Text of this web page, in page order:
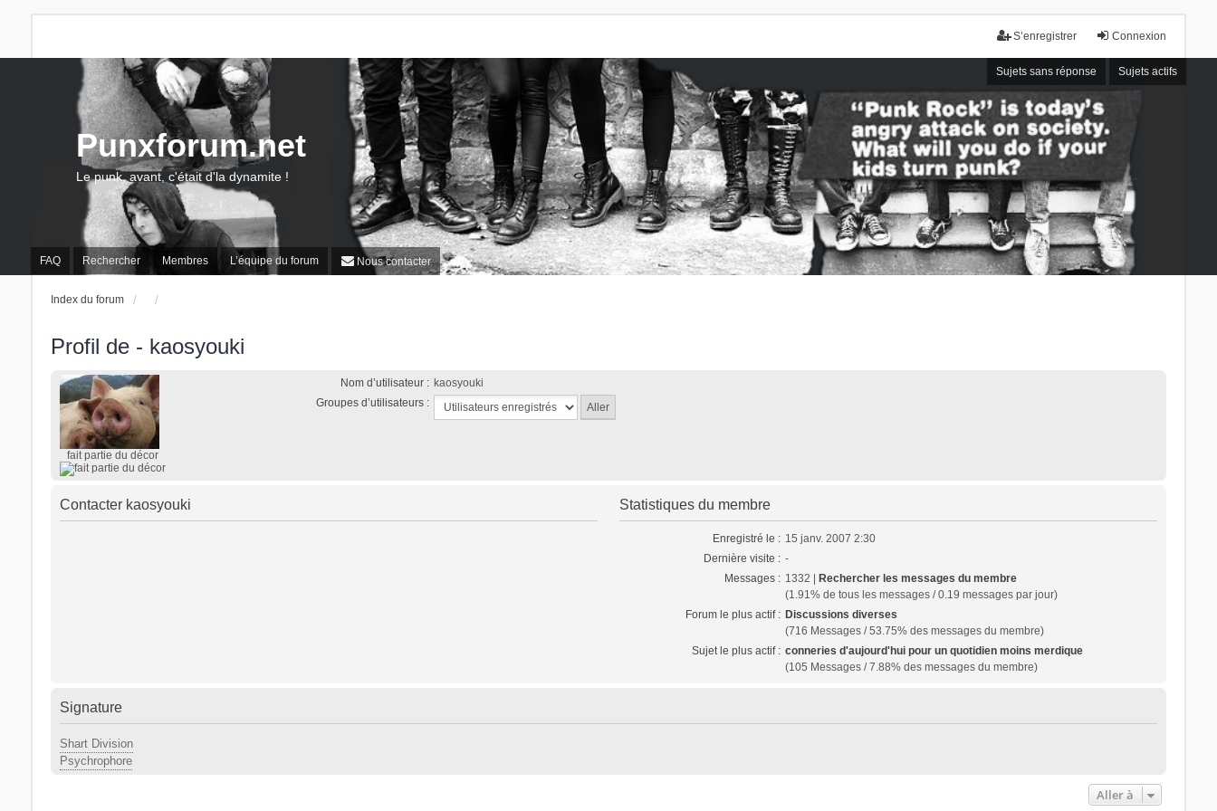
Connexion
S’enregistrer
Sujets sans réponse Sujets actifs
FAQ Rechercher Membres L’équipe du forum Nous contacter
Punxforum.net
Le punk, avant, c'était d'la dynamite !
Index du forum
Profil de - kaosyouki
fait partie du décor
Nom d’utilisateur : kaosyouki
Groupes d’utilisateurs :
Contacter kaosyouki Statistiques du membre
Enregistré le : 15 janv. 2007 2:30
Dernière visite : -
Messages : 1332 |
Rechercher les messages du membre
(1.91% de tous les messages / 0.19 messages par jour)
Forum le plus actif : Discussions diverses
(716 Messages / 53.75% des messages du membre)
Sujet le plus actif : conneries d'aujourd'hui pour un quotidien moins merdique
(105 Messages / 7.88% des messages du membre)
Signature
Shart Division
Psychrophore
Aller à